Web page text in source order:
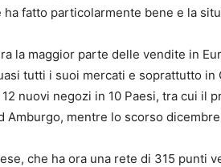
fatto particolarmente bene e la
la maggior parte delle vendite in
tutti i suoi mercati e soprattutto in
nuovi negozi in 10 Paesi, tra cui il
Amburgo, mentre lo scorso
che ha ora una rete di 315 punti